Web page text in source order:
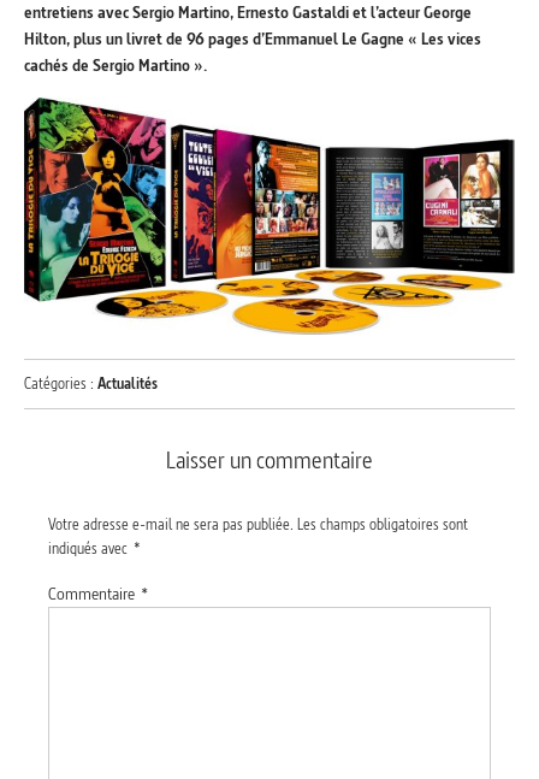
entretiens avec Sergio Martino, Ernesto Gastaldi et l’acteur George
Hilton, plus un livret de 96 pages d’Emmanuel Le Gagne « Les vices
cachés de Sergio Martino ».
Catégories : Actualités
Laisser un commentaire
Votre adresse e-mail ne sera pas publiée. Les champs obligatoires sont
indiqués avec *
Commentaire *